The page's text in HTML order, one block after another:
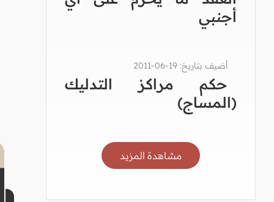
أجنبي
أضيف بتاريخ: 19-06-2011
حكم مراكز التدليك
(المساج)
مشاهدة المزيد